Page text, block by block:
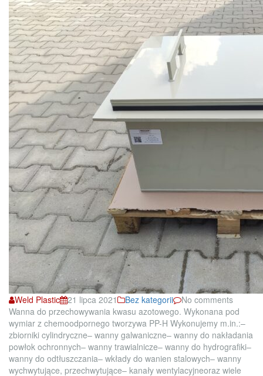
Weld Plastic 21 lipca 2021 Bez kategorii
No comments
Wanna do przechowywania kwasu azotowego. Wykonana pod
wymiar z chemoodpornego tworzywa PP-H Wykonujemy m.in.:–
zbiorniki cylindryczne– wanny galwaniczne– wanny do nakładania
powłok ochronnych– wanny trawialnicze– wanny do hydrografiki–
wanny do odtłuszczania– wkłady do wanien stalowych– wanny
wychwytujące, przechwytujące– kanały wentylacyjneoraz wiele